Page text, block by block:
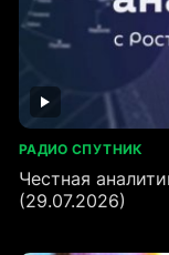
РАДИО СПУТНИК
Честная
(29.07.2026)